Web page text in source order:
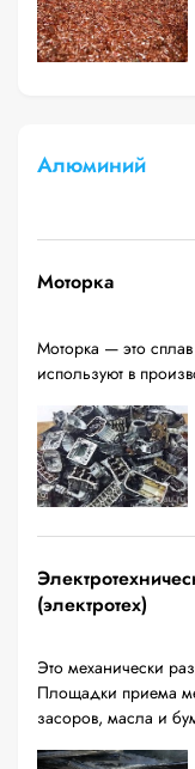
Алюминий
Моторка
Моторка — это
используют в
(электротех)
Это механически
Площадки приема
засоров, масла и